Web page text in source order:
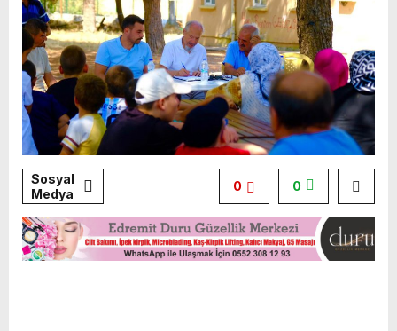
Sosyal
Medya
0
0